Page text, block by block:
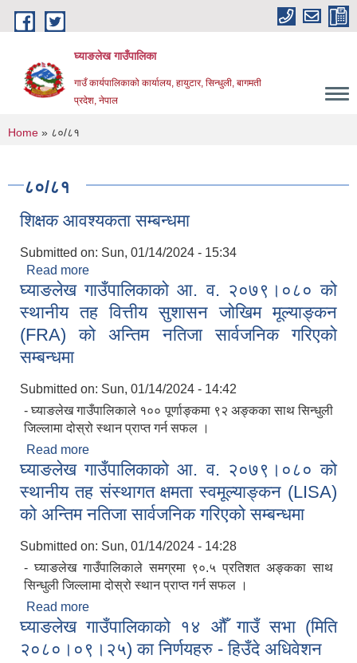
Skip to main content
घ्याङलेख गाउँपालिका
गाउँ कार्यपालिकाको कार्यालय, हायुटार, सिन्धुली, बागमती
प्रदेश, नेपाल
You are here
Home » ८०/८१
८०/८१
शिक्षक आवश्यकता सम्बन्धमा
Submitted on: Sun, 01/14/2024 - 15:34
Read more
घ्याङलेख गाउँपालिकाको आ. व. २०७९।०८० को
स्थानीय तह वित्तीय सुशासन जोखिम मूल्याङ्कन
(FRA) को अन्तिम नतिजा सार्वजनिक गरिएको
सम्बन्धमा
Submitted on: Sun, 01/14/2024 - 14:42
- घ्याङलेख गाउँपालिकाले १०० पूर्णाङ्कमा ९२ अङ्कका साथ सिन्धुली
जिल्लामा दोस्रो स्थान प्राप्त गर्न सफल ।
Read more
स्थानीय तह वित्तीय सुशासन जोखिम मूल्याङ्कन (FRA) को
अन्तिम नतिजा सार्वजनिक गरिएको सम्बन्धमा
घ्याङलेख गाउँपालिकाको आ. व. २०७९।०८० को
स्थानीय तह संस्थागत क्षमता स्वमूल्याङ्कन (LISA)
को अन्तिम नतिजा सार्वजनिक गरिएको सम्बन्धमा
Submitted on: Sun, 01/14/2024 - 14:28
- घ्याङलेख गाउँपालिकाले समग्रमा ९०.५ प्रतिशत अङ्कका साथ
सिन्धुली जिल्लामा दोस्रो स्थान प्राप्त गर्न सफल ।
Read more
स्थानीय तह संस्थागत क्षमता स्वमूल्याङ्कन (LISA) को
अन्तिम नतिजा सार्वजनिक गरिएको सम्बन्धमा
घ्याङलेख गाउँपालिकाको १४ औँ गाउँ सभा (मिति
२०८०।०९।२५) का निर्णयहरु - हिउँदे अधिवेशन